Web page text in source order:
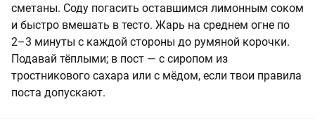
сметаны. Соду погасить оставшимся лимонным соком
и быстро вмешать в тесто. Жарь на среднем огне по
2–3 минуты с каждой стороны до румяной корочки.
Подавай тёплыми; в пост — с сиропом из
тростникового сахара или с мёдом, если твои правила
поста допускают.